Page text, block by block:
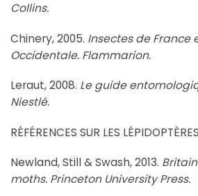
Collins.
Chinery, 2005. Insectes de France
Occidentale. Flammarion.
Leraut, 2008. Le guide
Niestlé.
RÉFÉRENCES SUR LES
Newland, Still & Swash, 2013.
moths. Princeton University Press.